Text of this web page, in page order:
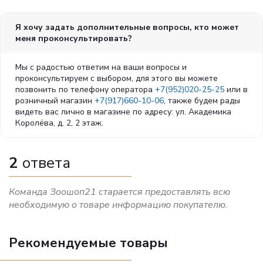
Я хочу задать дополнительные вопросы, кто может
меня проконсультировать?
Мы с радостью ответим на ваши вопросы и
проконсультируем с выбором, для этого вы можете
позвонить по телефону оператора +7(952)020-25-25 или в
розничный магазин +7(917)660-10-06, также будем рады
видеть вас лично в магазине по адресу: ул. Академика
Королёва, д. 2, 2 этаж.
2 ответа
Команда Зоошоп21 старается предоставлять всю
необходимую о товаре информацию покупателю.
Рекомендуемые товары